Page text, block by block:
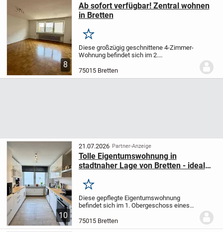
8
Ab sofort verfügbar! Zentral wohnen
in Bretten
Merken
Diese großzügig geschnittene 4-Zimmer-
Wohnung befindet sich im 2.
Mehrfamilienhauses in zentraler Lage von
Bretten. Dank der durchdachten
75015 Bretten
10
21.07.2026 Partner-Anzeige
Tolle Eigentumswohnung in
stadtnaher Lage von Bretten - ideal
Merken
Diese gepflegte Eigentumswohnung
befindet sich im 1. Obergeschoss eines
stadtnaher Lage von Bretten. Die
Wohnung überzeugt durch ihre
75015 Bretten